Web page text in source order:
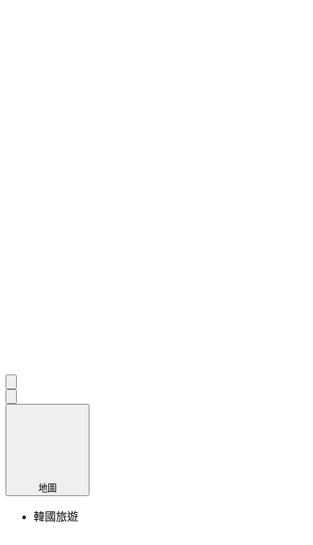
地圖
韓國旅遊